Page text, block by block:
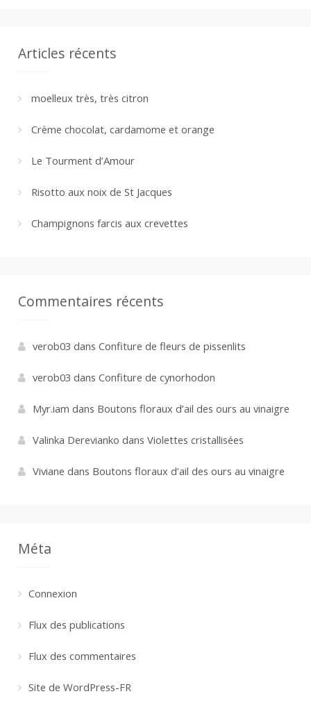
Articles récents
moelleux très, très citron
Crème chocolat, cardamome et orange
Le Tourment d’Amour
Risotto aux noix de St Jacques
Champignons farcis aux crevettes
Commentaires récents
verob03 dans Confiture de fleurs de pissenlits
verob03 dans Confiture de cynorhodon
Myr.iam dans Boutons floraux d’ail des ours au vinaigre
Valinka Derevianko dans Violettes cristallisées
Viviane dans Boutons floraux d’ail des ours au vinaigre
Méta
Connexion
Flux des publications
Flux des commentaires
Site de WordPress-FR